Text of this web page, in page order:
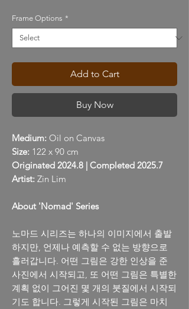
Frame Options *
Add to Cart
Buy Now
Medium: Oil on Canvas
Size: 122 x 90 cm
Originated 2024.8 | Completed 2025.7
Artist: Zin Lim
About 'Nomad' Series
노마드 시리즈는 하나의 이미지에서 출발
하지만, 언제나 예측할 수 없는 방향으로
흘러갑니다. 어떤 그림은 강한 인상을 준
사진에서 시작되고, 또 어떤 그림은 특별한
계획 없이 그어진 몇 개의 붓질에서 시작되
기도 합니다. 그렇게 시작된 그림은 마치